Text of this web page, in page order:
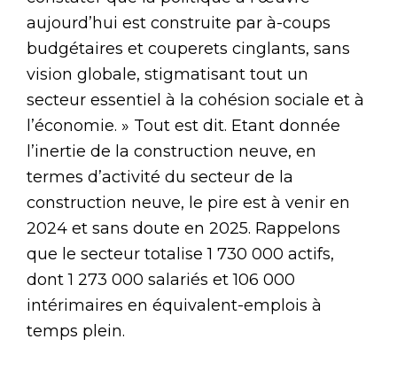
aujourd’hui est construite par à-coups
budgétaires et couperets cinglants, sans
vision globale, stigmatisant tout un
secteur essentiel à la cohésion sociale et à
l’économie. » Tout est dit. Etant donnée
l’inertie de la construction neuve, en
termes d’activité du secteur de la
construction neuve, le pire est à venir en
2024 et sans doute en 2025. Rappelons
que le secteur totalise 1 730 000 actifs,
dont 1 273 000 salariés et 106 000
intérimaires en équivalent-emplois à
temps plein.